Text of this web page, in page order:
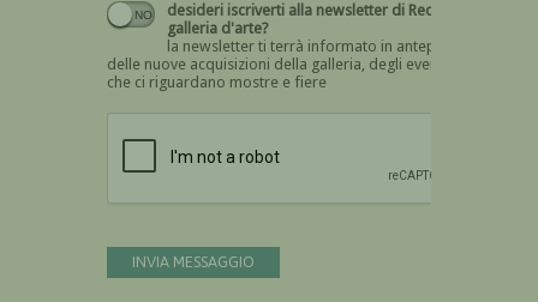
desideri iscriverti alla newsletter di Recta
galleria d'arte?
la newsletter ti terrà informato in anteprima
delle nuove acquisizioni della galleria, degli eventi
che ci riguardano mostre e fiere
INVIA MESSAGGIO